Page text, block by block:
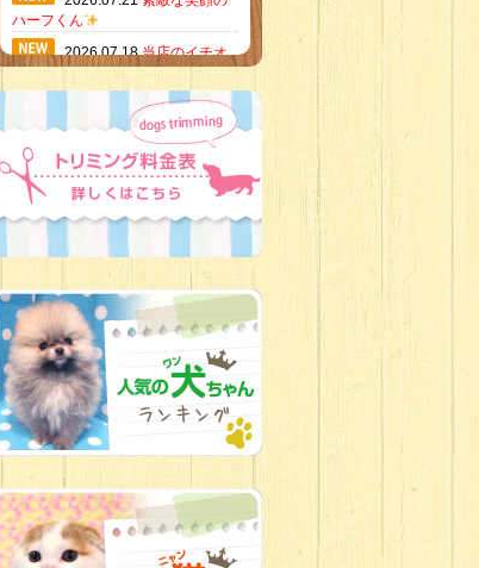
ハーフくん
2026.07.18当店のイチオ
ミニチュア
ピンシャーのご紹介
2026.07.12♡ rare color
baby’s ♡
2026.07.06 新入生紹介
2026.07.03ちびっこワン
コ
2026.07.01
ダラダラな猫
スタッフ
2026.06.27新入生
2026.06.24
2026.06.21
転入生のご紹
介(*ﾉωﾉ)
2026.06.18
チョコカラー